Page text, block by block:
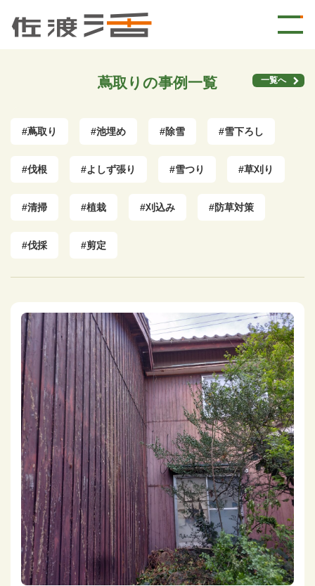
蔦取りの事例一覧 一覧へ
#蔦取り #池埋め #除雪 #雪下ろし
#伐根 #よしず張り #雪つり #草刈り
#清掃 #植栽 #刈込み #防草対策
#伐採 #剪定